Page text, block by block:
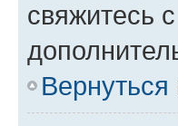
свяжитесь
Вернуться